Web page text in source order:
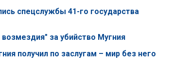
спецслужбы 41-го государства
за убийство Мугния
получил по заслугам – мир без него